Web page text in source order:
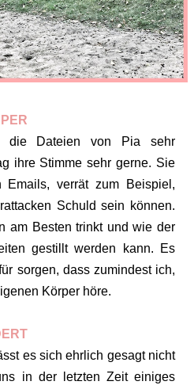
die Dateien von Pia sehr
ihre Stimme sehr gerne. Sie
verrät zum Beispiel,
Schuld sein können.
am Besten trinkt und wie der
gestillt werden kann. Es
sorgen, dass zumindest ich,
Körper höre.
es sich ehrlich gesagt nicht
in der letzten Zeit einiges